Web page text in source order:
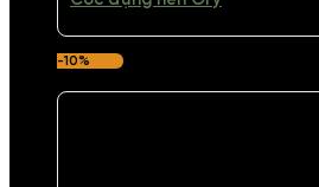
-10%